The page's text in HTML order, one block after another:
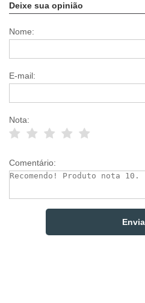
Deixe sua opinião
Nome:
E-mail:
Nota:
Comentário: